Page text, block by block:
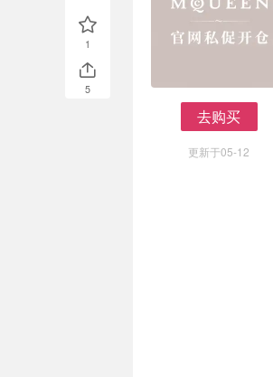
去购买
更新于05-12
1
5